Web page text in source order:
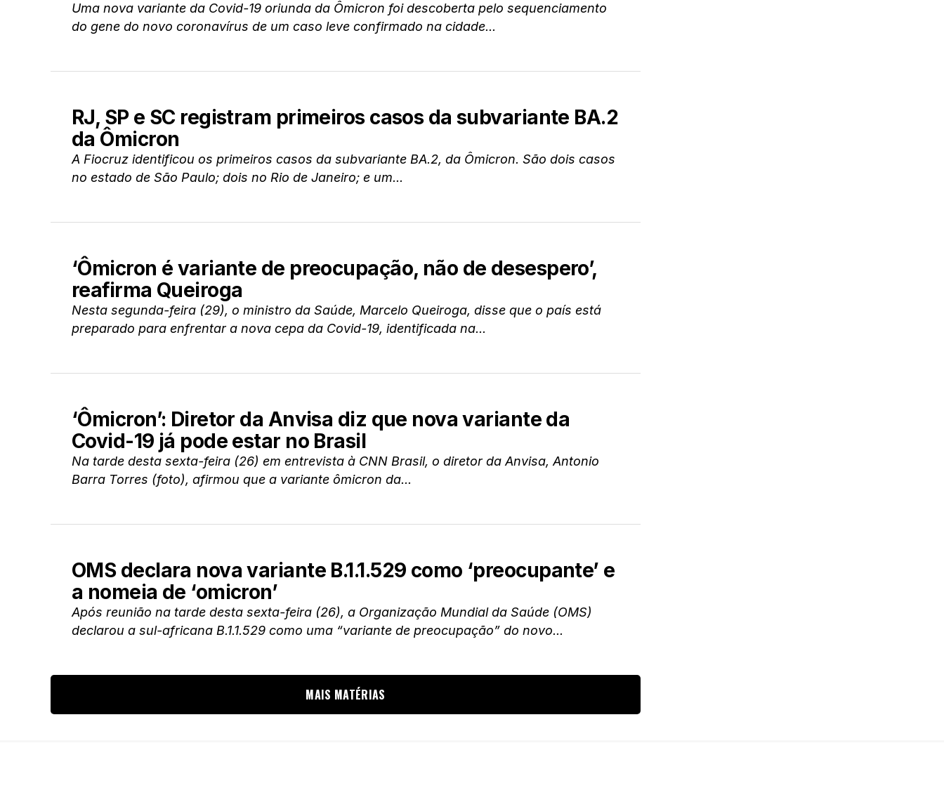
Uma nova variante da Covid-19 oriunda da Ômicron foi descoberta pelo sequenciamento
do gene do novo coronavírus de um caso leve confirmado na cidade...
RJ, SP e SC registram primeiros casos da subvariante BA.2
da Ômicron
A Fiocruz identificou os primeiros casos da subvariante BA.2, da Ômicron. São dois casos
no estado de São Paulo; dois no Rio de Janeiro; e um...
‘Ômicron é variante de preocupação, não de desespero’,
reafirma Queiroga
Nesta segunda-feira (29), o ministro da Saúde, Marcelo Queiroga, disse que o país está
preparado para enfrentar a nova cepa da Covid-19, identificada na...
‘Ômicron’: Diretor da Anvisa diz que nova variante da
Covid-19 já pode estar no Brasil
Na tarde desta sexta-feira (26) em entrevista à CNN Brasil, o diretor da Anvisa, Antonio
Barra Torres (foto), afirmou que a variante ômicron da...
OMS declara nova variante B.1.1.529 como ‘preocupante’ e
a nomeia de ‘omicron’
Após reunião na tarde desta sexta-feira (26), a Organização Mundial da Saúde (OMS)
declarou a sul-africana B.1.1.529 como uma “variante de preocupação” do novo...
MAIS MATÉRIAS